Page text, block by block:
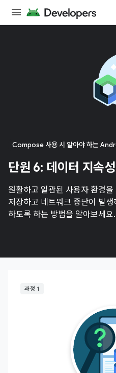
Compose 사용 시 알아야 하는
단원 6: 데이터 지속성
원활하고 일관된 사용자 환경
저장하고 네트워크 중단이 발
하도록 하는 방법을 알아보세요.
과정 1